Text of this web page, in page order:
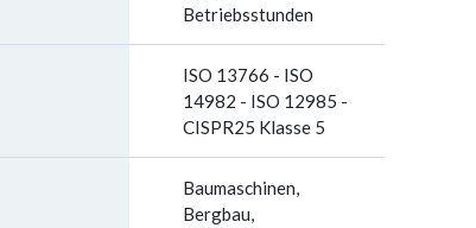
Betriebsstunden
ISO 13766 - ISO
14982 - ISO 12985 -
CISPR25 Klasse 5
Baumaschinen,
Bergbau,